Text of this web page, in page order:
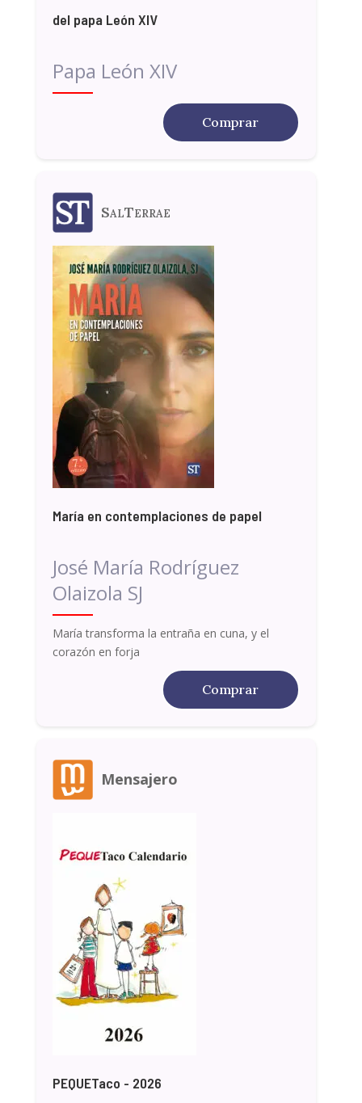
del papa León XIV
Papa León XIV
Comprar
SalTerrae
María en contemplaciones de papel
José María Rodríguez
Olaizola SJ
María transforma la entraña en cuna, y el
corazón en forja
Comprar
Mensajero
PEQUETaco - 2026